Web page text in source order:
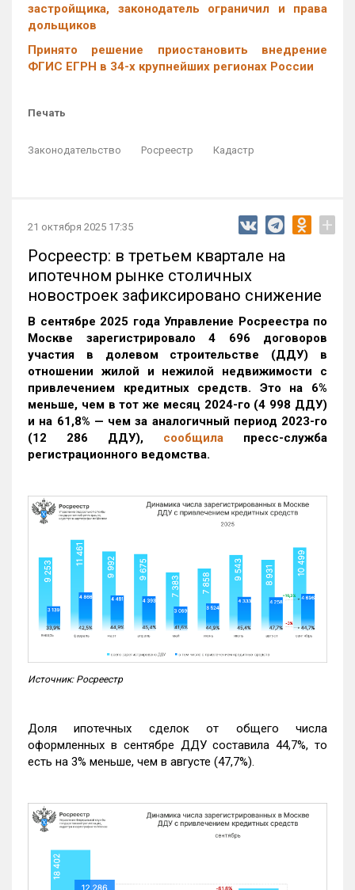
застройщика, законодатель ограничил и права
дольщиков
Принято решение приостановить внедрение
ФГИС ЕГРН в 34-х крупнейших регионах России
Печать
Законодательство Росреестр Кадастр
21 октября 2025 17:35 +
Росреестр: в третьем квартале на
ипотечном рынке столичных
новостроек зафиксировано снижение
В сентябре 2025 года Управление Росреестра по
Москве зарегистрировало 4 696 договоров
участия в долевом строительстве (ДДУ) в
отношении жилой и нежилой недвижимости с
привлечением кредитных средств. Это на 6%
меньше, чем в тот же месяц 2024-го (4 998 ДДУ)
и на 61,8% — чем за аналогичный период 2023-го
(12 286 ДДУ), сообщила пресс-служба
регистрационного ведомства.
Источник: Росреестр
Доля ипотечных сделок от общего числа
оформленных в сентябре ДДУ составила 44,7%, то
есть на 3% меньше, чем в августе (47,7%).